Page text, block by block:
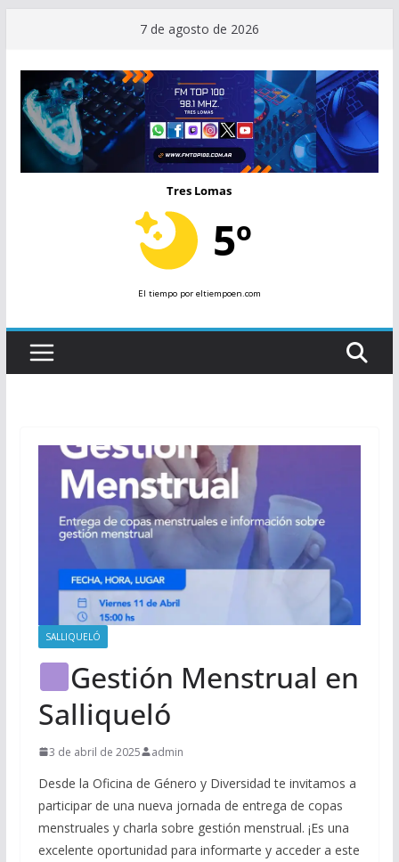
contenido
7 de agosto de 2026
Tres Lomas
5º
El tiempopor eltiempoen.com
SALLIQUELÓ
Gestión Menstrual en
Salliqueló
3 de abril de 2025 admin
Desde la Oficina de Género y Diversidad te invitamos a
participar de una nueva jornada de entrega de copas
menstruales y charla sobre gestión menstrual. ¡Es una
excelente oportunidad para informarte y acceder a este